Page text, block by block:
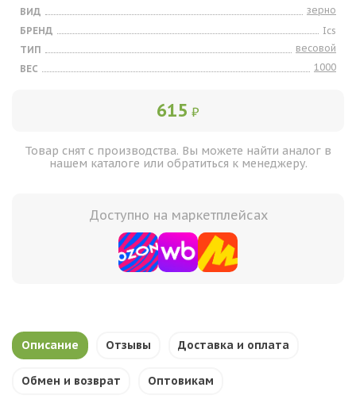
ВИД
зерно
БРЕНД
Ics
ТИП
весовой
ВЕС
1000
615 ₽
Товар снят с производства. Вы можете найти аналог в
нашем каталоге или обратиться к менеджеру.
Доступно на маркетплейсах
Описание Отзывы Доставка и оплата
Обмен и возврат Оптовикам